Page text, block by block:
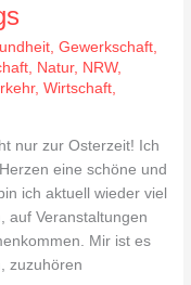
,Gewerkschaft,
, Natur, NRW,
,Wirtschaft,
nur zur Osterzeit! Ich
eine schöne und
ich aktuell wieder viel
auf Veranstaltungen
Mir ist es
zuzuhören